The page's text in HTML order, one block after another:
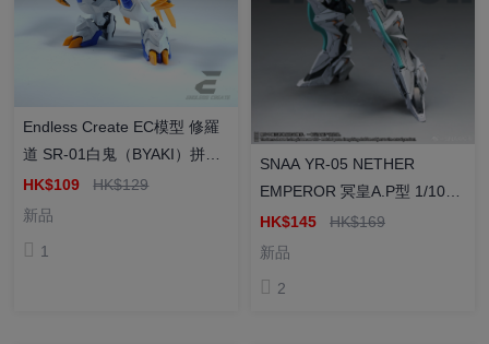
Endless Create EC模型 修羅
道 SR-01白鬼（BYAKI）拼裝
模型 特典
HK$109HK$129
新品
1
SNAA YR-05 NETHER
EMPEROR 冥皇A.P型 1/100
拼裝模型
HK$145 HK$169
新品
2